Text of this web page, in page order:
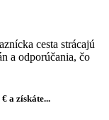
cesta strácajú
a odporúčania, čo
a získáte...